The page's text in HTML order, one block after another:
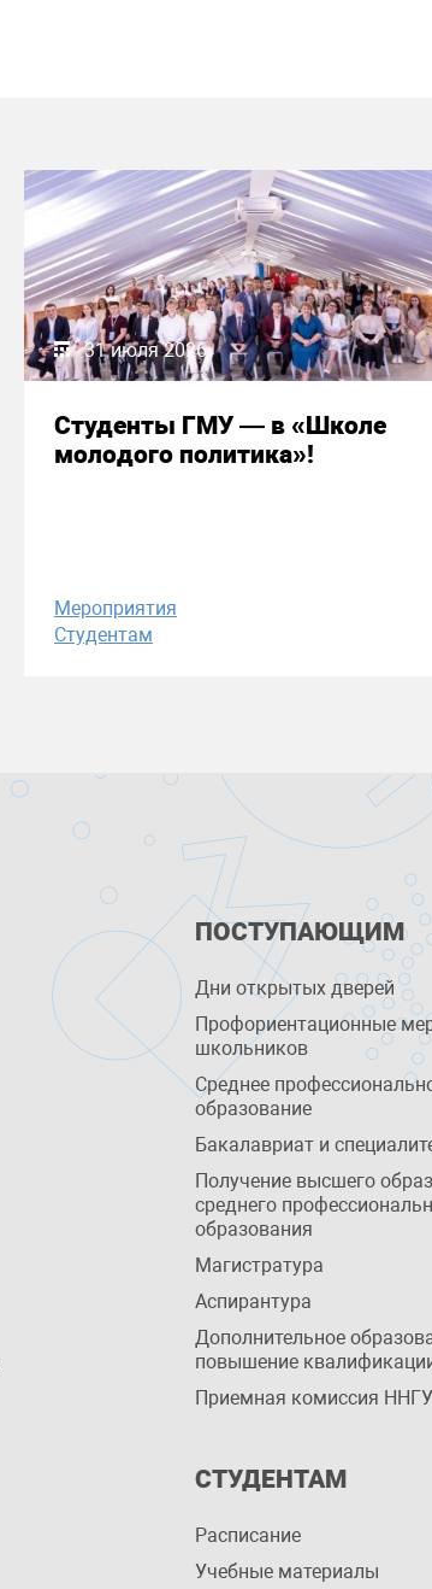
31 июля 2026
Студенты ГМУ — в «Школе
молодого политика»!
Мероприятия
Студентам
ПОСТУПАЮЩИМ
Дни открытых дверей
Профориентационные
школьников
Среднее
образование
Бакалавриат и
Получение высшего
среднего
образования
Магистратура
Аспирантура
Дополнительное
повышение
Приемная комиссия ННГУ
СТУДЕНТАМ
Расписание
Учебные материалы